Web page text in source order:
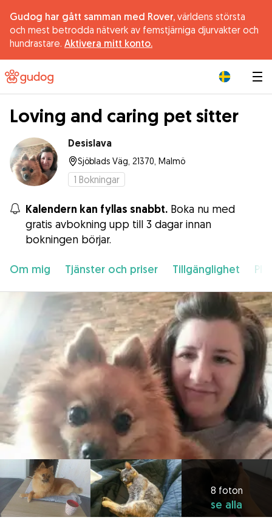
Gudog har gått samman med Rover, världens största
och mest betrodda nätverk av femstjärniga djurvakter och
hundrastare. Aktivera mitt konto.
Loving and caring pet sitter
Desislava
Sjöblads Väg, 21370, Malmö
1 Bokningar
Kalendern kan fyllas snabbt. Boka nu med
gratis avbokning upp till 3 dagar innan
bokningen börjar.
Om mig Tjänster och priser Tillgänglighet
8 foton
se alla